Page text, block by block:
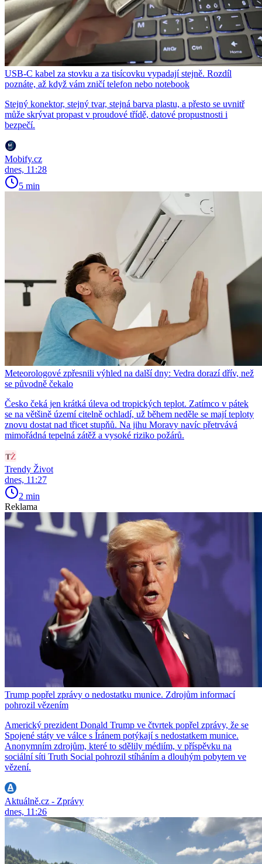
USB-C kabel za stovku a za tisícovku vypadají stejně. Rozdíl
poznáte, až když vám zničí telefon nebo notebook
Stejný konektor, stejný tvar, stejná barva plastu, a přesto se uvnitř
může skrývat propast v proudové třídě, datové propustnosti i
bezpečí.
Mobify.cz
dnes, 11:28
5 min
Meteorologové zpřesnili výhled na další dny: Vedra dorazí dřív, než
se původně čekalo
Česko čeká jen krátká úleva od tropických teplot. Zatímco v pátek
se na většině území citelně ochladí, už během neděle se mají teploty
znovu dostat nad třicet stupňů. Na jihu Moravy navíc přetrvává
mimořádná tepelná zátěž a vysoké riziko požárů.
Trendy Život
dnes, 11:27
2 min
Reklama
Trump popřel zprávy o nedostatku munice. Zdrojům informací
pohrozil vězením
Americký prezident Donald Trump ve čtvrtek popřel zprávy, že se
Spojené státy ve válce s Íránem potýkají s nedostatkem munice.
Anonymním zdrojům, které to sdělily médiím, v příspěvku na
sociální síti Truth Social pohrozil stíháním a dlouhým pobytem ve
vězení.
Aktuálně.cz - Zprávy
dnes, 11:26